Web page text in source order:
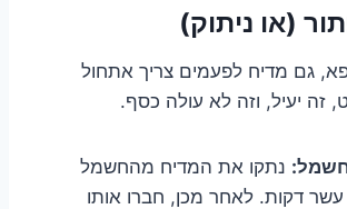
(או ניתוק)
גם מדיח לפעמים צריך אתחול
זה יעיל, וזה לא עולה כסף.
נתקו את המדיח מהחשמל
דקות. לאחר מכן, חברו אותו